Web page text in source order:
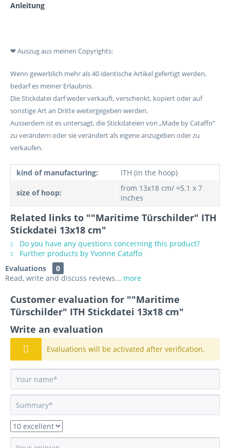
Anleitung
❤ Auszug aus meinen Copyrights:
Wenn gewerblich mehr als 40 identische Artikel gefertigt werden,
bedarf es meiner Erlaubnis.
Die Stickdatei darf weder verkauft, verschenkt, kopiert oder auf
sonstige Art an Dritte weitergegeben werden.
Ausserdem ist es untersagt, die Stickdateien von „Made by Cataffo“
zu verändern oder sie verändert als eigene anzugeben oder zu
verkaufen.
kind of manufacturing: ITH (in the hoop)
size of hoop:
from 13x18 cm/ ≈5.1 x 7
inches
Related links to ""Maritime Türschilder" ITH
Stickdatei 13x18 cm"
Do you have any questions concerning this product?
Further products by Yvonne Cataffo
Evaluations
0
Read, write and discuss reviews... more
Customer evaluation for ""Maritime
Türschilder" ITH Stickdatei 13x18 cm"
Write an evaluation
Evaluations will be activated after verification.